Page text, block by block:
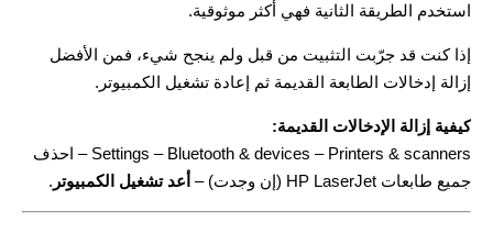
استخدم الطريقة الثانية فهي أكثر موثوقية.
إذا كنت قد جرّبت التثبيت من قبل ولم ينجح شيء، فمن الأفضل
إزالة إدخالات الطابعة القديمة ثم إعادة تشغيل الكمبيوتر.
كيفية إزالة الإدخالات القديمة:
Settings – Bluetooth & devices – Printers & scanners – احذف
جميع طابعات HP LaserJet (إن وجدت) –
أعد تشغيل الكمبيوتر .